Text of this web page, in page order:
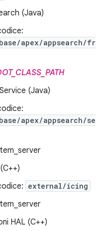
(Java)
apex/appsearch/fr
(Java)
apex/appsearch/se
external/icing
HAL (C++)